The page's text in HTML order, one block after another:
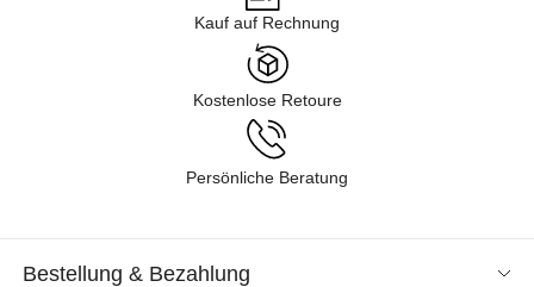
Kauf auf Rechnung
Kostenlose Retoure
Persönliche Beratung
Bestellung & Bezahlung